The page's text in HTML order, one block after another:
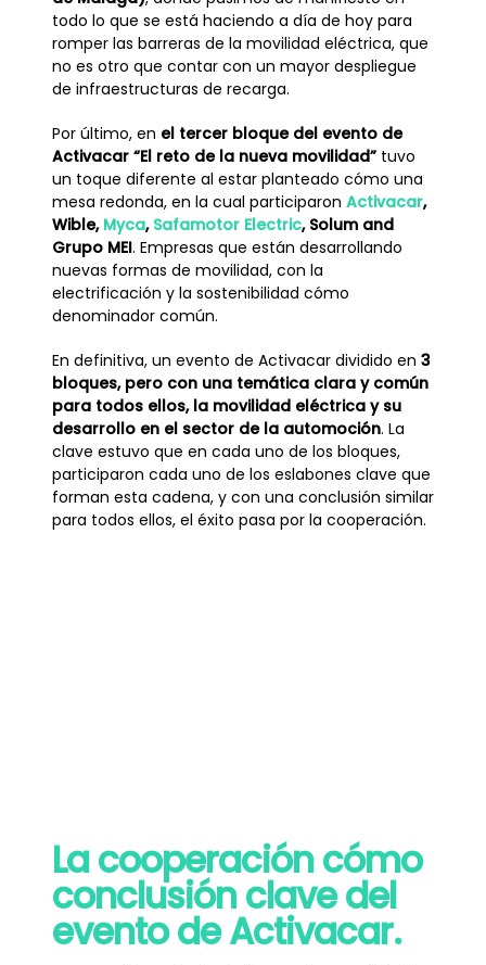
todo lo que se está haciendo a día de hoy para
romper las barreras de la movilidad eléctrica, que
no es otro que contar con un mayor despliegue
de infraestructuras de recarga.
Por último, en el tercer bloque del evento de
Activacar “El reto de la nueva movilidad”tuvo
un toque diferente al estar planteado cómo una
mesa redonda, en la cual participaron Activacar,
Wible, Myca, Safamotor Electric, Solumand
Grupo MEI. Empresas que están desarrollando
nuevas formas de movilidad, con la
electrificación y la sostenibilidad cómo
denominador común.
En definitiva, un evento de Activacar dividido en 3
bloques, pero con una temática clara y común
para todos ellos, la movilidad eléctrica y su
desarrollo en el sector de la automoción. La
clave estuvo que en cada uno de los bloques,
participaron cada uno de los eslabones clave que
forman esta cadena, y con una conclusión similar
para todos ellos, el éxito pasa por la cooperación.
La cooperación cómo
conclusión clave del
evento de Activacar.